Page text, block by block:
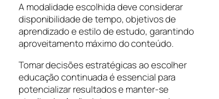
A modalidade escolhida deve considerar
disponibilidade de tempo, objetivos de
aprendizado e estilo de estudo, garantindo
aproveitamento máximo do conteúdo.
Tomar decisões estratégicas ao escolher
educação continuada é essencial para
potencializar resultados e manter-se